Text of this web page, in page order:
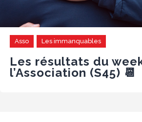
Asso Les immanquables
Les résultats du
l’Association (S45) 📆